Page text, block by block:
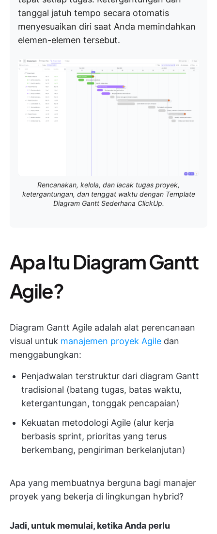
tanggal jatuh tempo secara otomatis
menyesuaikan diri saat Anda memindahkan
elemen-elemen tersebut.
Rencanakan, kelola, dan lacak tugas proyek,
ketergantungan, dan tenggat waktu dengan Template
Diagram Gantt Sederhana ClickUp.
Apa Itu Diagram Gantt
Agile?
Diagram Gantt Agile adalah alat perencanaan
visual untuk manajemen proyek Agile dan
menggabungkan:
Penjadwalan terstruktur dari diagram Gantt
tradisional (batang tugas, batas waktu,
ketergantungan, tonggak pencapaian)
Kekuatan metodologi Agile (alur kerja
berbasis sprint, prioritas yang terus
berkembang, pengiriman berkelanjutan)
Apa yang membuatnya berguna bagi manajer
proyek yang bekerja di lingkungan hybrid?
Jadi, untuk memulai, ketika Anda perlu